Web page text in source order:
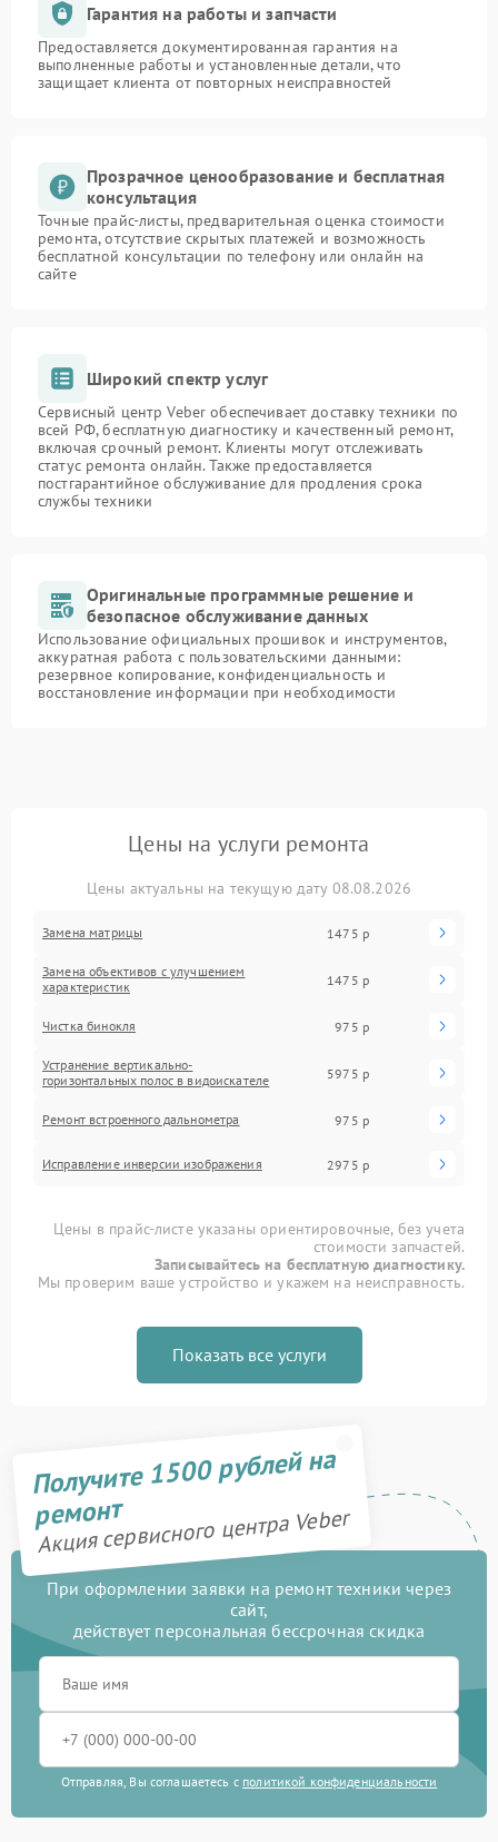
Гарантия на работы и запчасти
Предоставляется документированная гарантия на
выполненные работы и установленные детали, что
защищает клиента от повторных неисправностей
Прозрачное ценообразование и бесплатная
консультация
Точные прайс-листы, предварительная оценка стоимости
ремонта, отсутствие скрытых платежей и возможность
бесплатной консультации по телефону или онлайн на
сайте
Широкий спектр услуг
Сервисный центр Veber обеспечивает доставку техники по
всей РФ, бесплатную диагностику и качественный ремонт,
включая срочный ремонт. Клиенты могут отслеживать
статус ремонта онлайн. Также предоставляется
постгарантийное обслуживание для продления срока
службы техники
Оригинальные программные решение и
безопасное обслуживание данных
Использование официальных прошивок и инструментов,
аккуратная работа с пользовательскими данными:
резервное копирование, конфиденциальность и
восстановление информации при необходимости
Цены на услуги ремонта
Цены актуальны на текущую дату 08.08.2026
Замена матрицы 1475 р
Замена объективов с улучшением
характеристик
1475 р
Чистка бинокля 975 р
Устранение вертикально-
горизонтальных полос в видоискателе
5975 р
Ремонт встроенного дальнометра 975 р
Исправление инверсии изображения 2975 р
Цены в прайс-листе указаны ориентировочные, без учета
стоимости запчастей.
Записывайтесь на бесплатную диагностику.
Мы проверим ваше устройство и укажем на неисправность.
Показать все услуги
Получите 1500 рублей на
ремонт
Акция сервисного центра Veber
При оформлении заявки на ремонт техники через
сайт,
действует персональная бессрочная скидка
Отправляя, Вы соглашаетесь с политикой конфиденциальности